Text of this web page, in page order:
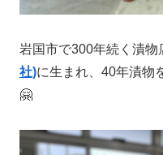
岩国市で300年続く漬物
社)に生まれ、40年漬物
🤗